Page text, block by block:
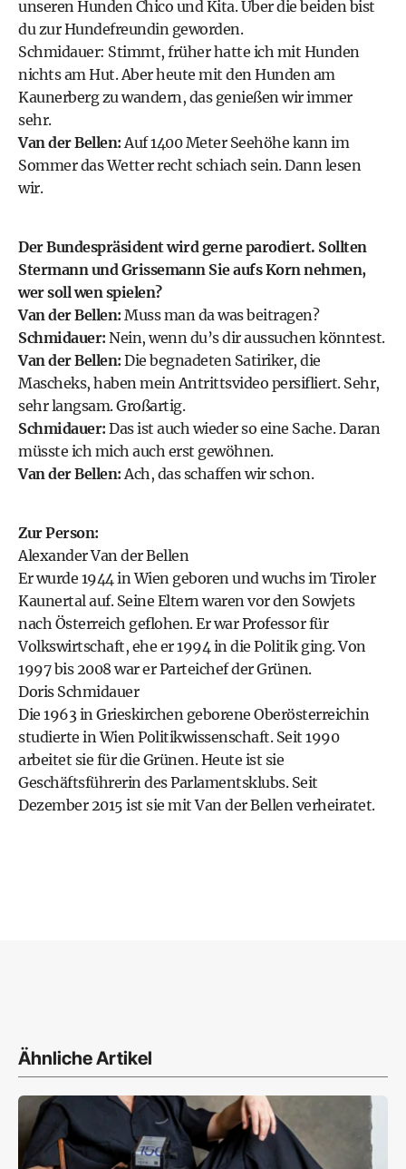
unseren Hunden Chico und Kita. Über die beiden bist
du zur Hundefreundin geworden.
Schmidauer: Stimmt, früher hatte ich mit Hunden
nichts am Hut. Aber heute mit den Hunden am
Kaunerberg zu wandern, das genießen wir immer
sehr.
Van der Bellen:Auf 1400 Meter Seehöhe kann im
Sommer das Wetter recht schiach sein. Dann lesen
wir.
Der Bundespräsident wird gerne parodiert. Sollten
Stermann und Grissemann Sie aufs Korn nehmen,
wer soll wen spielen?
Van der Bellen: Muss man da was beitragen?
Schmidauer: Nein, wenn du’s dir aussuchen könntest.
Van der Bellen: Die begnadeten Satiriker, die
Mascheks, haben mein Antrittsvideo persifliert. Sehr,
sehr langsam. Großartig.
Schmidauer: Das ist auch wieder so eine Sache. Daran
müsste ich mich auch erst gewöhnen.
Van der Bellen:Ach, das schaffen wir schon.
Zur Person:
Alexander Van der Bellen
Er wurde 1944 in Wien geboren und wuchs im Tiroler
Kaunertal auf. Seine Eltern waren vor den Sowjets
nach Österreich geflohen. Er war Professor für
Volkswirtschaft, ehe er 1994 in die Politik ging. Von
1997 bis 2008 war er Parteichef der Grünen.
Doris Schmidauer
Die 1963 in Grieskirchen geborene Oberösterreichin
studierte in Wien Politikwissenschaft. Seit 1990
arbeitet sie für die Grünen. Heute ist sie
Geschäftsführerin des Parlamentsklubs. Seit
Dezember 2015 ist sie mit Van der Bellen verheiratet.
Ähnliche Artikel